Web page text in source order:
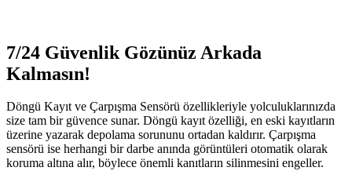
7/24 Güvenlik Gözünüz Arkada
Kalmasın!
Döngü Kayıt ve Çarpışma Sensörü özellikleriyle yolculuklarınızda
size tam bir güvence sunar. Döngü kayıt özelliği, en eski kayıtların
üzerine yazarak depolama sorununu ortadan kaldırır. Çarpışma
sensörü ise herhangi bir darbe anında görüntüleri otomatik olarak
koruma altına alır, böylece önemli kanıtların silinmesini engeller.